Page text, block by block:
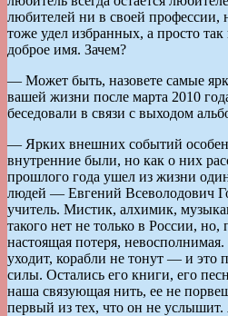
любителей ни в своей
тоже удел избранных, а просто
доброе имя. Зачем?
— Может быть, назовете самые
вашей жизни после марта 2010
беседовали в связи с выходом
— Ярких внешних событий
внутренние были, но как о них
прошлого года ушел из жизни
людей — Евгений Всеволодович
учитель. Мистик, алхимик,
такого нет не только в России,
настоящая потеря,
уходит, корабли не тонут — и это
силы. Остались его книги, его
наша связующая нить, ее не
первый из тех, что он не